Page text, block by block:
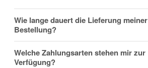
Nachname
Wie lange dauert die Lieferung meiner
Bestellung?
Welche Zahlungsarten stehen mir zur
Verfügung?